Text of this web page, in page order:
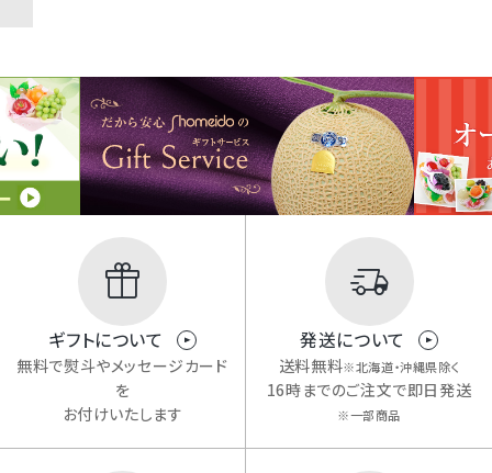
ギフトについて
無料で熨斗やメッセージカード
を
お付けいたします
発送について
送料無料※北海道・沖縄県除く
16時までのご注文で即日発送
※一部商品